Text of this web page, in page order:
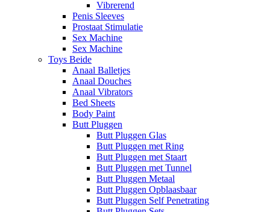
Vibrerend
Penis Sleeves
Prostaat Stimulatie
Sex Machine
Sex Machine
Toys Beide
Anaal Balletjes
Anaal Douches
Anaal Vibrators
Bed Sheets
Body Paint
Butt Pluggen
Butt Pluggen Glas
Butt Pluggen met Ring
Butt Pluggen met Staart
Butt Pluggen met Tunnel
Butt Pluggen Metaal
Butt Pluggen Opblaasbaar
Butt Pluggen Self Penetrating